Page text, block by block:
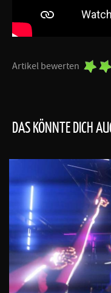
Artikel bewerten
DAS KÖNNTE DICH